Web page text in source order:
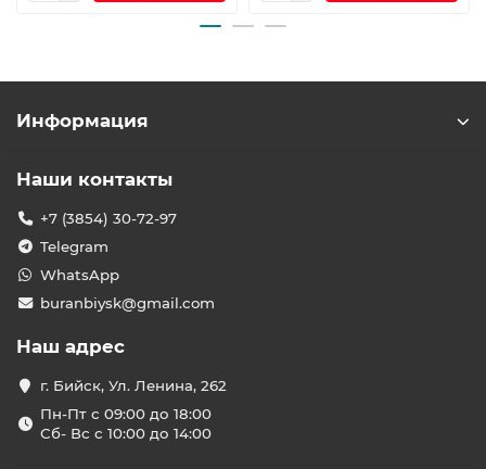
Информация
Наши контакты
+7 (3854) 30-72-97
Telegram
WhatsApp
buranbiysk@gmail.com
Наш адрес
г. Бийск, Ул. Ленина, 262
Пн-Пт с 09:00 до 18:00
Сб- Вс с 10:00 до 14:00